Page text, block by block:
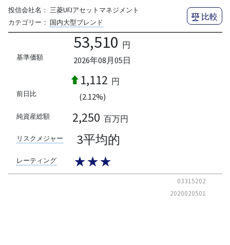
投信会社名： 三菱UFJアセットマネジメント
カテゴリー： 国内大型ブレンド
比較
基準価額
53,510 円
2026年08月05日
前日比
1,112 円
(2.12%)
純資産総額 2,250 百万円
リスクメジャー 3平均的
レーティング ★★★
03315202
2020020501